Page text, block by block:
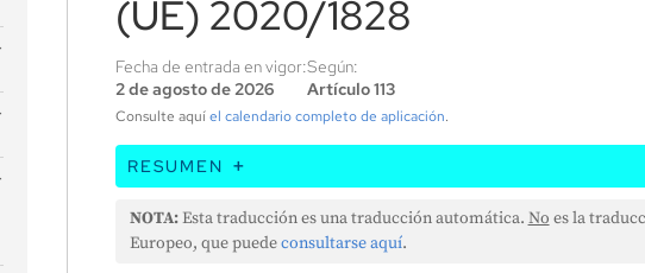
(UE) 2020/1828
Fecha de entrada en vigor:
2 de agosto de 2026
Según:
Artículo 113
Consulte aquíel calendario completo de aplicación.
RESUMEN
La Unión Europea ha modificado una directiva a partir
cambio añade un nuevo punto a la directiva, que
NOTA:Esta traducción es una traducción automática. No es la
Europeo, que puedeconsultarse aquí.